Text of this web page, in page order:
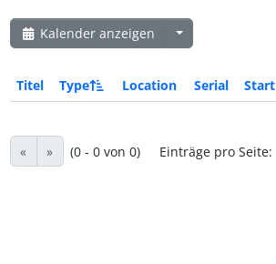
Kalender anzeigen
Titel Type Location Serial Start
« » (0 - 0 von 0) Einträge pro Seite: